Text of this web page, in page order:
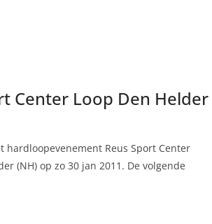
Center Loop Den Helder
hardloopevenement Reus Sport Center
(NH) op zo 30 jan 2011. De volgende